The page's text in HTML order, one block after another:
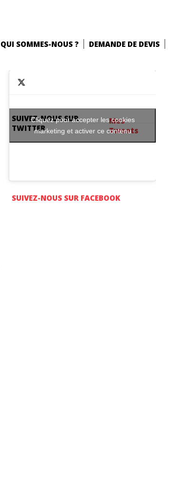
QUI SOMMES-NOUS ?
DEMANDE DE DEVIS
SUIVEZ-NOUS SUR
TWITTER
Mes
Tweets
Cliquez pour accepter les cookies
marketing et activer ce contenu
SUIVEZ-NOUS SUR FACEBOOK